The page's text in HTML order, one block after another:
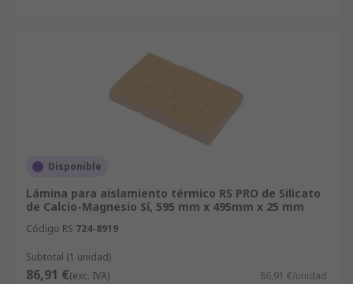
Disponible
Lámina para aislamiento térmico RS PRO de Silicato
de Calcio-Magnesio Sí, 595 mm x 495mm x 25 mm
Código RS 724-8919
Subtotal (1 unidad)
86,91 €(exc. IVA) 86,91 €/unidad